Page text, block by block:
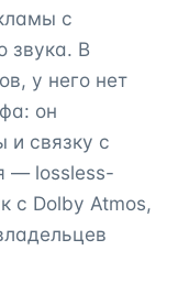
с
звука. В
у него нет
он
и связку с
— lossless-
с Dolby Atmos,